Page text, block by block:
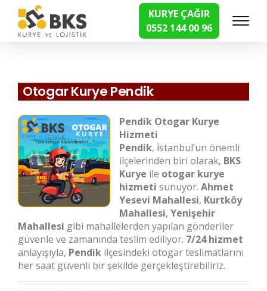
KURYE ÇAĞIR
0552 144 00 96
Hızlı Kurye Hizmetleri
Otogar Kurye Pendik
Pendik Otogar Kurye
Hizmeti
Pendik, İstanbul’un önemli
ilçelerinden biri olarak, BKS
Kurye ile otogar kurye
hizmeti sunuyor.Ahmet
Yesevi Mahallesi, Kurtköy
Mahallesi,Yenişehir
Mahallesi gibi mahallelerden yapılan gönderiler
güvenle ve zamanında teslim ediliyor. 7/24 hizmet
anlayışıyla, Pendik ilçesindeki otogar teslimatlarını
her saat güvenli bir şekilde gerçekleştirebiliriz.